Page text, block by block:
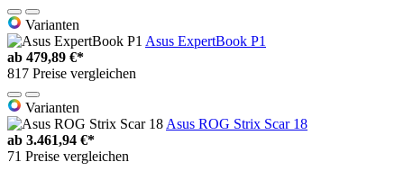
Varianten
Asus ExpertBook P1
ab 479,89 €*
817 Preise vergleichen
Varianten
Asus ROG Strix Scar 18
ab 3.461,94 €*
71 Preise vergleichen